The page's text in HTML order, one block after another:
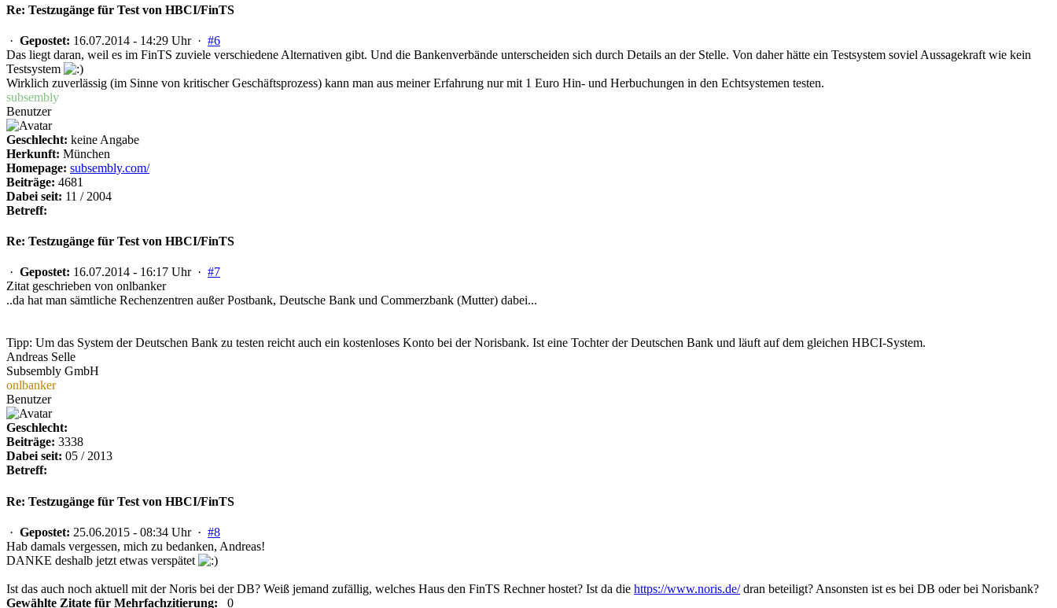
Re: Testzugänge für Test von HBCI/FinTS
· Gepostet: 16.07.2014 - 14:29 Uhr · #6
Das liegt daran, weil es im FinTS zuviele verschiedene Alternativen gibt. Und die Bankenverbände unterscheiden sich durch Details an der Stelle. Von daher hätte ein Testsystem soviel Aussagekraft wie kein
Testsystem
Wirklich zuverlässig (im Sinne von kritischer Geschäftsprozess) kann man aus meiner Erfahrung nur mit 1 Euro Hin- und Herbuchungen in den Echtsystemen testen.
subsembly
Benutzer
Geschlecht: keine Angabe
Herkunft: München
Homepage: subsembly.com/
Beiträge: 4681
Dabei seit: 11 / 2004
Betreff:
Re: Testzugänge für Test von HBCI/FinTS
· Gepostet: 16.07.2014 - 16:17 Uhr · #7
Zitat geschrieben von onlbanker
..da hat man sämtliche Rechenzentren außer Postbank, Deutsche Bank und Commerzbank (Mutter) dabei...
Tipp: Um das System der Deutschen Bank zu testen reicht auch ein kostenloses Konto bei der Norisbank. Ist eine Tochter der Deutschen Bank und läuft auf dem gleichen HBCI-System.
Andreas Selle
Subsembly GmbH
onlbanker
Benutzer
Geschlecht:
Beiträge: 3338
Dabei seit: 05 / 2013
Betreff:
Re: Testzugänge für Test von HBCI/FinTS
· Gepostet: 25.06.2015 - 08:34 Uhr · #8
Hab damals vergessen, mich zu bedanken, Andreas!
DANKE deshalb jetzt etwas verspätet
Ist das auch noch aktuell mit der Noris bei der DB? Weiß jemand zufällig, welches Haus den FinTS Rechner hostet? Ist da die https://www.noris.de/dran beteiligt? Ansonsten ist es bei DB oder bei Norisbank?
Gewählte Zitate für Mehrfachzitierung:
0